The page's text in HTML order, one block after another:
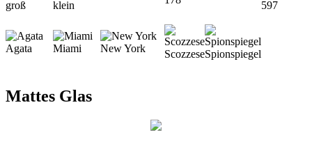
groß
klein
597
Agata Miami New York ScozzeseSpionspiegel
Mattes Glas